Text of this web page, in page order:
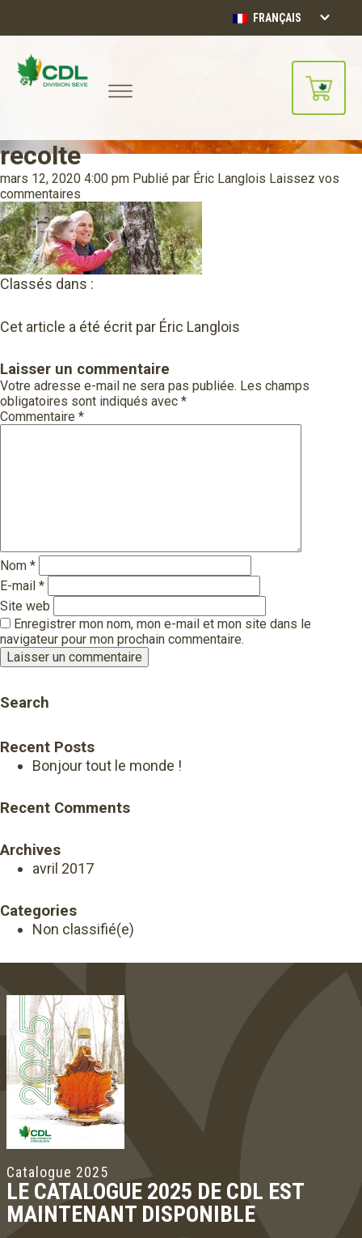
FRANÇAIS
Notre site d'achats en ligne sera
bientôt disponible!!
Merci de votre compréhension.
CONTINUER
recolte
mars 12, 2020 4:00 pm Publié par Éric Langlois Laissez vos
commentaires
Classés dans :
Cet article a été écrit par Éric Langlois
Laisser un commentaire
Votre adresse e-mail ne sera pas publiée. Les champs
obligatoires sont indiqués avec *
Commentaire *
Nom *
E-mail *
Site web
Enregistrer mon nom, mon e-mail et mon site dans le
navigateur pour mon prochain commentaire.
Search
Recent Posts
Bonjour tout le monde !
Recent Comments
Archives
avril 2017
Categories
Non classifié(e)
Catalogue 2025
LE CATALOGUE 2025 DE CDL EST
MAINTENANT DISPONIBLE